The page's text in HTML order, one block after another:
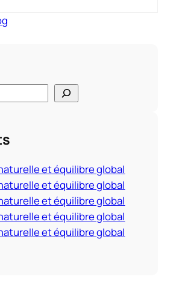
et équilibre global
et équilibre global
et équilibre global
et équilibre global
et équilibre global